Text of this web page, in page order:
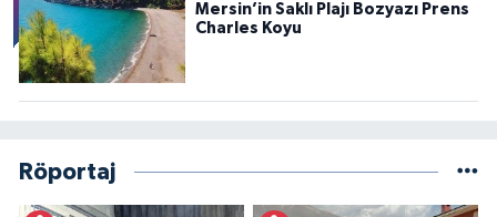
Mersin’in Saklı Plajı Bozyazı Prens
Charles Koyu
Röportaj